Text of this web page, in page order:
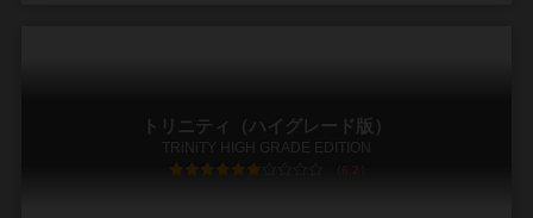
トリニティ（ハイグレード版）
TRiNiTY HIGH GRADE EDITION
6.2